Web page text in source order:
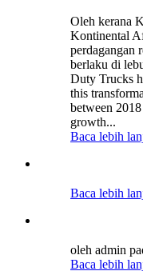
Oleh kerana
Kontinental
perdagangan
berlaku di
Duty Trucks
this
between
growth...
Baca lebih
Baca lebih
oleh admin
Baca lebih